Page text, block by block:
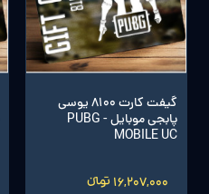
گیفت کارت 8100 یوسی
پابجی موبایل - PUBG
MOBILE UC
16,207,000 تومانءءء